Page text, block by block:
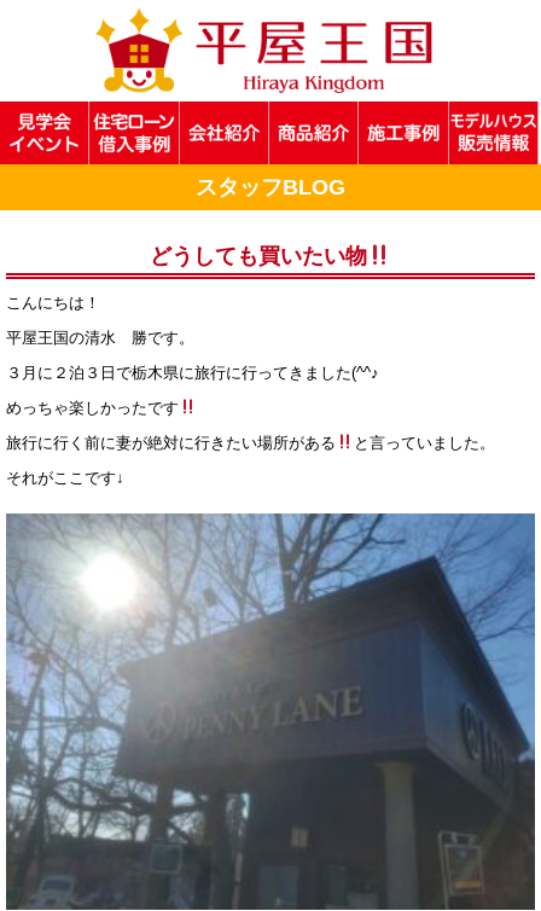
スタッフBLOG
どうしても買いたい物
こんにちは！
平屋王国の清水 勝です。
３月に２泊３日で栃木県に旅行に行ってきました(^^♪
めっちゃ楽しかったです
旅行に行く前に妻が絶対に行きたい場所がある
と言っていました。
それがここです↓